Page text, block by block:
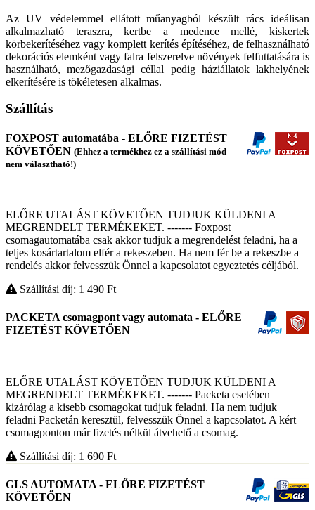
Az UV védelemmel ellátott műanyagból készült rács ideálisan
alkalmazható teraszra, kertbe a medence mellé, kiskertek
körbekerítéséhez vagy komplett kerítés építéséhez, de felhasználható
dekorációs elemként vagy falra felszerelve növények felfuttatására is
használható, mezőgazdasági céllal pedig háziállatok lakhelyének
elkerítésére is tökéletesen alkalmas.
Szállítás
FOXPOST automatába - ELŐRE FIZETÉST
KÖVETŐEN (Ehhez a termékhez ez a szállítási mód
nem választható!)
ELŐRE UTALÁST KÖVETŐEN TUDJUK KÜLDENI A
MEGRENDELT TERMÉKEKET. ------- Foxpost
csomagautomatába csak akkor tudjuk a megrendelést feladni, ha a
teljes kosártartalom elfér a rekeszeben. Ha nem fér be a rekeszbe a
rendelés akkor felvesszük Önnel a kapcsolatot egyeztetés céljából.
Szállítási díj: 1 490 Ft
PACKETA csomagpont vagy automata - ELŐRE
FIZETÉST KÖVETŐEN
ELŐRE UTALÁST KÖVETŐEN TUDJUK KÜLDENI A
MEGRENDELT TERMÉKEKET. ------- Packeta esetében
kizárólag a kisebb csomagokat tudjuk feladni. Ha nem tudjuk
feladni Packetán keresztül, felvesszük Önnel a kapcsolatot. A kért
csomagponton már fizetés nélkül átvehető a csomag.
Szállítási díj: 1 690 Ft
GLS AUTOMATA - ELŐRE FIZETÉST
KÖVETŐEN